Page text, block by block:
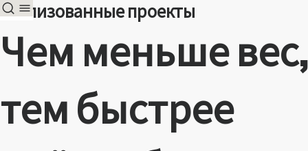
Реализованные проекты
Чем меньше вес,
тем быстрее